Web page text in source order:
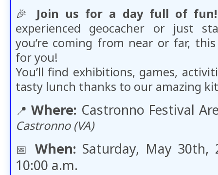
🎉 Join us for a day full of fun!
experienced geocacher or just
you’re coming from near or far,
for you!
You’ll find exhibitions, games,
tasty lunch thanks to our amazing
📍Where: Castronno Festival
Castronno (VA)
📅​ When: Saturday, May
10:00 a.m.